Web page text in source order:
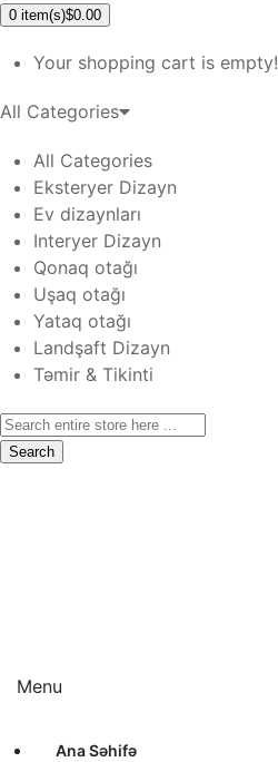
0 item(s)$0.00
Your shopping cart is empty!
All Categories
All Categories
Eksteryer Dizayn
Ev dizaynları
Interyer Dizayn
Qonaq otağı
Uşaq otağı
Yataq otağı
Landşaft Dizayn
Təmir & Tikinti
Search
Menu
Ana Səhifə